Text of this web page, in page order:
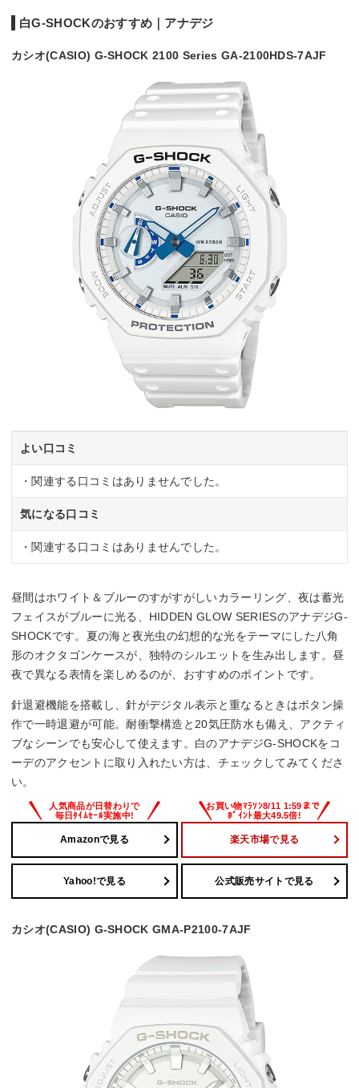
白G-SHOCKのおすすめ｜アナデジ
カシオ(CASIO) G-SHOCK 2100 Series GA-2100HDS-7AJF
よい口コミ
・関連する口コミはありませんでした。
気になる口コミ
・関連する口コミはありませんでした。
昼間はホワイト＆ブルーのすがすがしいカラーリング、夜は蓄光
フェイスがブルーに光る、HIDDEN GLOW SERIESのアナデジG-
SHOCKです。夏の海と夜光虫の幻想的な光をテーマにした八角
形のオクタゴンケースが、独特のシルエットを生み出します。昼
夜で異なる表情を楽しめるのが、おすすめのポイントです。
針退避機能を搭載し、針がデジタル表示と重なるときはボタン操
作で一時退避が可能。耐衝撃構造と20気圧防水も備え、アクティ
ブなシーンでも安心して使えます。白のアナデジG-SHOCKをコ
ーデのアクセントに取り入れたい方は、チェックしてみてくださ
い。
Amazonで見る 楽天市場で見る
Yahoo!で見る 公式販売サイトで見る
カシオ(CASIO) G-SHOCK GMA-P2100-7AJF